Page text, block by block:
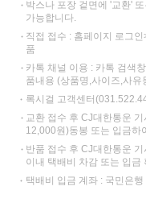
박스나 포장 겉면에 '교환'
가능합니다.
직접 접수 : 홈페이지 로그
품
카톡 채널 이용 : 카톡 검색
품내용 (상품명,사이즈,사유
록시걸 고객센터
교환 접수 후 CJ대한통운
12,000원)동봉 또는 입금하
반품 접수 후 CJ대한통운
이내 택배비 차감 또는 입금
택배비 입금 계좌 : 국민은